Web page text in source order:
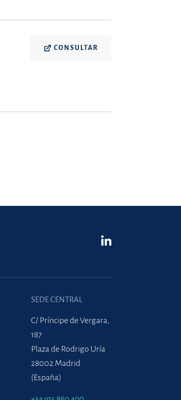
CONSULTAR
SEDE CENTRAL
C/ Príncipe de Vergara,
187
Plaza de Rodrigo Uría
28002 Madrid
(España)